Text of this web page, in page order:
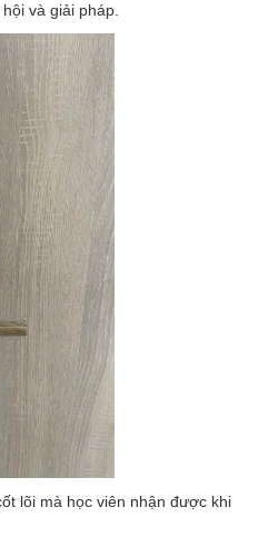
và giải pháp.
lõi mà học viên nhận được khi